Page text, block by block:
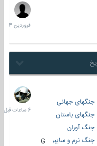
29
فروردین
1404
جهانی
باستان
آوران
نرم و سایبری
6
ساعات
قبل